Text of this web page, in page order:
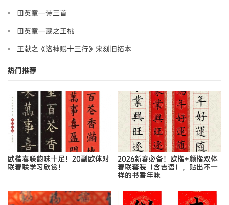
田英章—诗三首
田英章—葳之王桃
王献之《洛神赋十三行》宋刻旧拓本
热门推荐
欧楷春联韵味十足！20副欧体对
联春联学习欣赏！
2026新春必备！欧楷+颜楷双体
春联套装（含吉语），贴出不一
样的书香年味